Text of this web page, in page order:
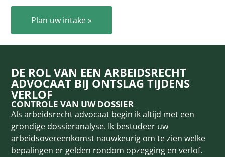
Plan uw intake »
DE ROL VAN EEN ARBEIDSRECHT
ADVOCAAT BIJ ONTSLAG TIJDENS
VERLOF
CONTROLE VAN UW DOSSIER
Als arbeidsrecht advocaat begin ik altijd met een
grondige dossieranalyse. Ik bestudeer uw
arbeidsovereenkomst nauwkeurig om te zien welke
bepalingen er gelden rondom opzegging en verlof.